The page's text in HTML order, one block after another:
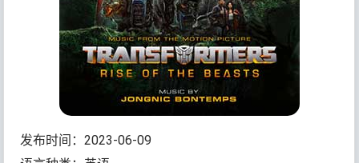
发布时间：2023-06-09